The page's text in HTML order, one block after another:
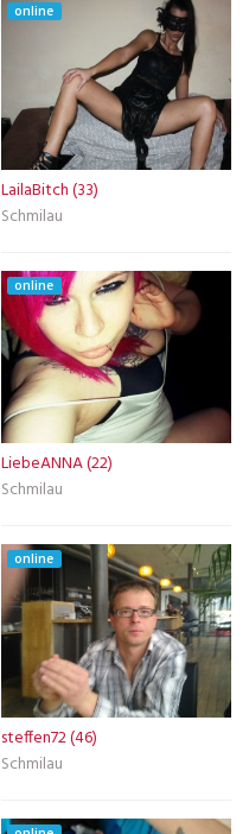
online
LailaBitch (33)
Schmilau
online
LiebeANNA (22)
Schmilau
online
steffen72 (46)
Schmilau